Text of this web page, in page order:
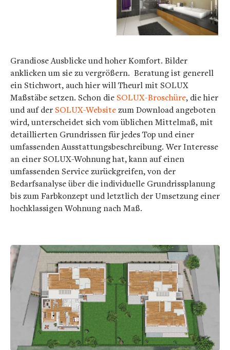
Grandiose Ausblicke und hoher Komfort. Bilder
anklicken um sie zu vergrößern. Beratung ist generell
ein Stichwort, auch hier will Theurl mit SOLUX
Maßstäbe setzen. Schon dieSOLUX-Broschüre, die hier
und auf derSOLUX-Websitezum Download angeboten
wird, unterscheidet sich vom üblichen Mittelmaß, mit
detaillierten Grundrissen für jedes Top und einer
umfassenden Ausstattungsbeschreibung. Wer Interesse
an einer SOLUX-Wohnung hat, kann auf einen
umfassenden Service zurückgreifen, von der
Bedarfsanalyse über die individuelle Grundrissplanung
bis zum Farbkonzept und letztlich der Umsetzung einer
hochklassigen Wohnung nach Maß.